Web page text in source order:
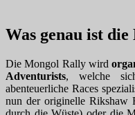
Was genau ist
Die Mongol Rally wird
Adventurists, welche
abenteuerliche Races
nun der originelle Rikshaw